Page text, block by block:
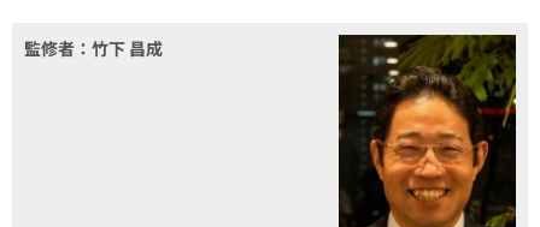
監修者：竹下 昌成